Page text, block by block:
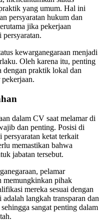
yang umum. Hal ini
persyaratan hukum dan
jika pekerjaan
persyaratan.
kewarganegaraan menjadi
Oleh karena itu, penting
dengan praktik lokal dan
dalam CV saat melamar di
dan penting. Posisi di
ketat terkait
memastikan bahwa
jabatan tersebut.
pelamar
memungkinkan pihak
mereka sesuai dengan
langkah transparan dan
sangat penting dalam